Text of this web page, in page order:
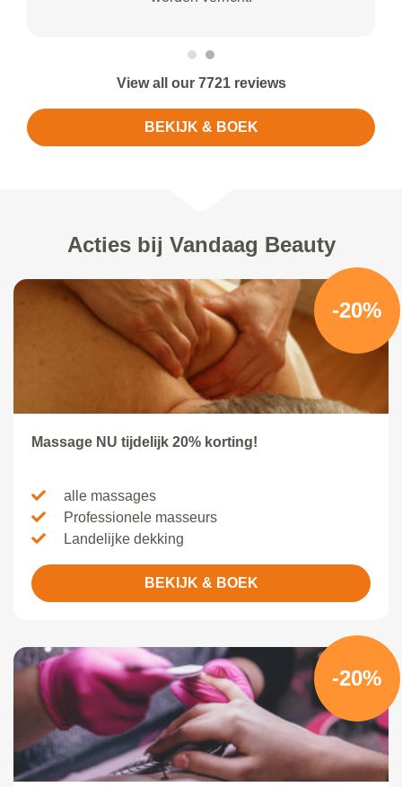
View all our 7721 reviews
BEKIJK & BOEK
Acties bij Vandaag Beauty
-20%
Massage NU tijdelijk 20% korting!
alle massages
Professionele masseurs
Landelijke dekking
BEKIJK & BOEK
-20%